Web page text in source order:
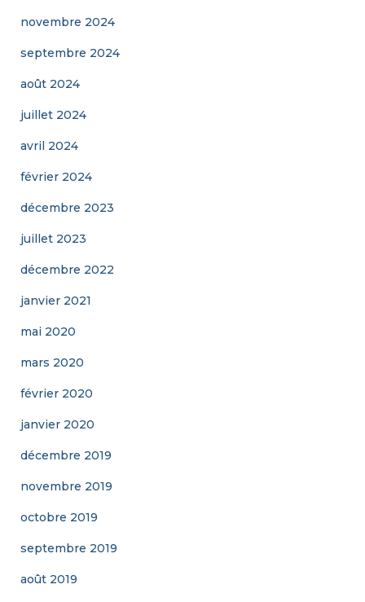
novembre 2024
septembre 2024
août 2024
juillet 2024
avril 2024
février 2024
décembre 2023
juillet 2023
décembre 2022
janvier 2021
mai 2020
mars 2020
février 2020
janvier 2020
décembre 2019
novembre 2019
octobre 2019
septembre 2019
août 2019